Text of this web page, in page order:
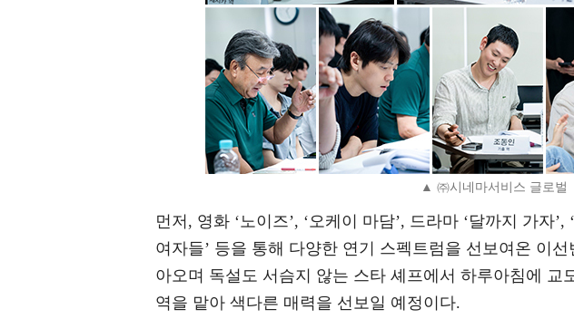
▲ ㈜시네마서비스 글로벌
먼저, 영화 ‘노이즈’, ‘오케이 마담’, 드라마 ‘달까지 가자’,
여자들’ 등을 통해 다양한 연기 스펙트럼을 선보여온 이
아오며 독설도 서슴지 않는 스타 셰프에서 하루아침에 교
역을 맡아 색다른 매력을 선보일 예정이다.